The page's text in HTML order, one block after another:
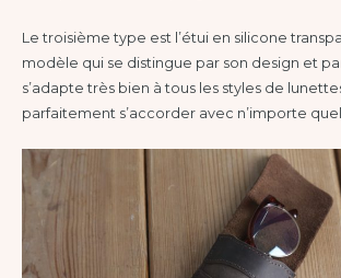
Le troisième type est l’étui en silicone
modèle qui se distingue par son design et
s’adapte très bien à tous les styles de
parfaitement s’accorder avec n’importe